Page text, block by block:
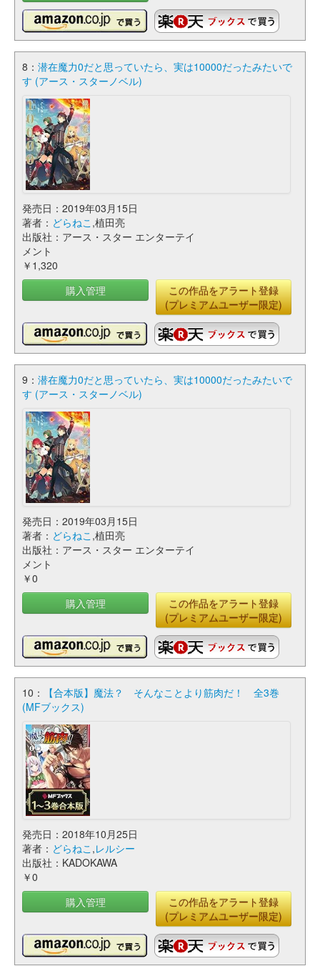
8： 潜在魔力0だと思っていたら、実は10000だったみたいで
す (アース・スターノベル)
発売日：2019年03月15日
著者： どらねこ ,植田亮
出版社：アース・スター エンターテイ
メント
￥1,320
購入管理
この作品をアラート登録
(プレミアムユーザー限定)
9： 潜在魔力0だと思っていたら、実は10000だったみたいで
す (アース・スターノベル)
発売日：2019年03月15日
著者： どらねこ ,植田亮
出版社：アース・スター エンターテイ
メント
￥0
購入管理
この作品をアラート登録
(プレミアムユーザー限定)
10：
【合本版】魔法？ そんなことより筋肉だ！ 全3巻
(MFブックス)
発売日：2018年10月25日
著者： どらねこ ,レルシー
出版社：KADOKAWA
￥0
購入管理
この作品をアラート登録
(プレミアムユーザー限定)